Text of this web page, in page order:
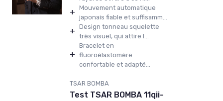
+ Mouvement automatique
japonais fiable et suffisamm...
+ Design tonneau squelette
très visuel, qui attire l...
+
Bracelet en
fluoroélastomère
confortable et adapté...
TSAR BOMBA
Test TSAR BOMBA 11qii-